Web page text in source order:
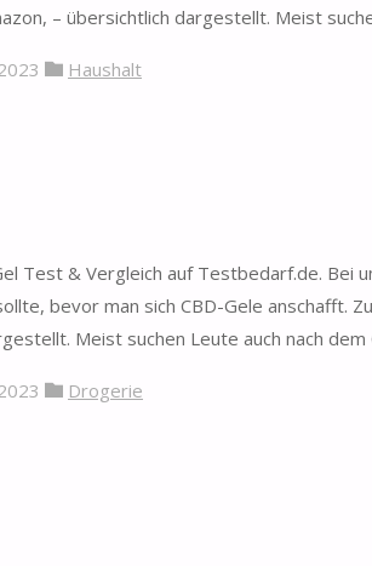
– übersichtlich dargestellt. Meist
Haushalt
Test & Vergleich auf Testbedarf.de. Bei
bevor man sich CBD-Gele
Meist suchen Leute auch nach
Drogerie